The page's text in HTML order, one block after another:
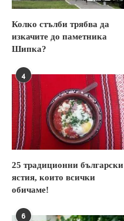
Колко стълби трябва да
изкачите до паметника
Шипка?
4
25 традиционни български
ястия, които всички
обичаме!
6